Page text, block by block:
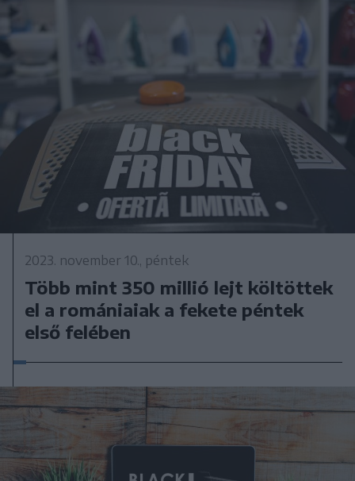
2023. november 10., péntek
Több mint 350 millió lejt költöttek
el a romániaiak a fekete péntek
első felében